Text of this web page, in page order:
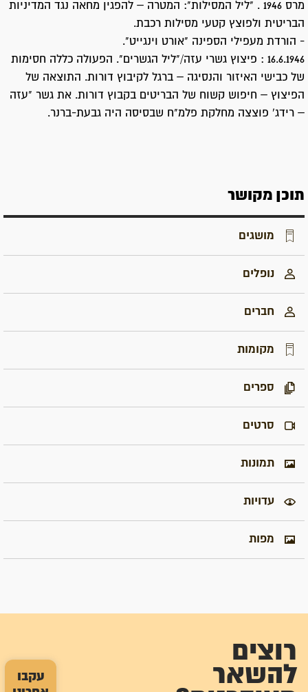
עקבו
מרס 1946 . "ליל המסילות": המטרה – להפגין מחאה נגד המדיניות
הבריטית ולפוצץ קטעי מסילות רכבת.
- הורדת מעפילי הספינה "אורט וינגייט".
16.6.1946 : פיצוץ גשרי עזה/"ליל הגשרים". הפעולה כללה חסימות
של כבישי האיזור והנסיגה – ברגל לקיבוץ דורות. התוצאה של
הפיצוץ – חיפוש קשוח של הבריטים בקבוץ דורות. את גשר "עזה
– רידג' פוצצה מחלקת פלמ"ח שבסיסה היה גבעת-ברנר.
תוכן מקושר
מושגים
נופלים
חברים
מקומות
ספרים
סרטים
תמונות
עדויות
מפות
רוצים
להשאר